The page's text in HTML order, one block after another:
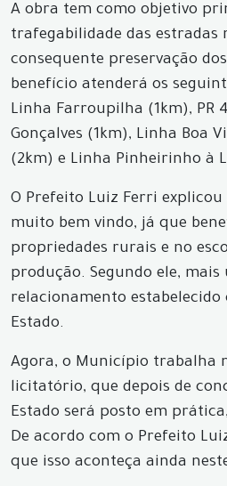
A obra tem como objetivo
trafegabilidade das estradas
consequente preservação
benefício atenderá os
Linha Farroupilha (1km), PR
Gonçalves (1km), Linha Boa
(2km) e Linha Pinheirinho à
O Prefeito Luiz Ferri explicou
muito bem vindo, já que
propriedades rurais e no
produção. Segundo ele,
relacionamento estabelecido
Estado.
Agora, o Município trabalha
licitatório, que depois de
Estado será posto em
De acordo com o Prefeito
que isso aconteça ainda